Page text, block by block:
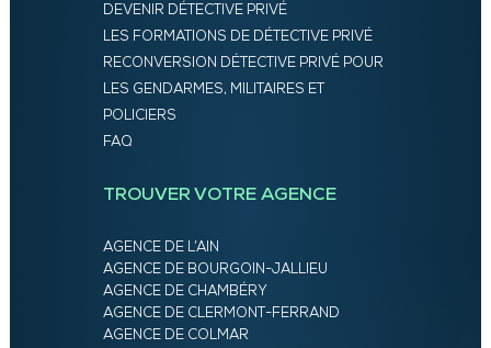
DEVENIR DÉTECTIVE PRIVÉ
LES FORMATIONS DE DÉTECTIVE PRIVÉ
RECONVERSION DÉTECTIVE PRIVÉ POUR
LES GENDARMES, MILITAIRES ET
POLICIERS
FAQ
TROUVER VOTRE AGENCE
AGENCE DE L’AIN
AGENCE DE BOURGOIN-JALLIEU
AGENCE DE CHAMBÉRY
AGENCE DE CLERMONT-FERRAND
AGENCE DE COLMAR